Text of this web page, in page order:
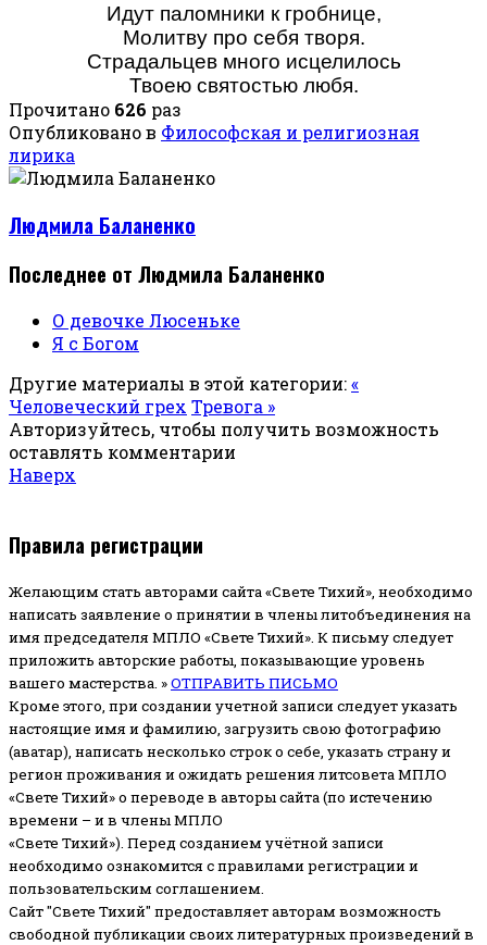
Идут паломники к гробнице,
Молитву про себя творя.
Страдальцев много исцелилось
Твоею святостью любя.
Прочитано 626 раз
Опубликовано в Философская и религиозная
лирика
Людмила Баланенко
Последнее от Людмила Баланенко
О девочке Люсеньке
Я с Богом
Другие материалы в этой категории:«
Человеческий грех Тревога »
Авторизуйтесь, чтобы получить возможность
оставлять комментарии
Наверх
Правила регистрации
Желающим стать авторами сайта «Свете Тихий», необходимо
написать заявление о принятии в члены литобъединения на
имя председателя МПЛО «Свете Тихий». К письму следует
приложить авторские работы, показывающие уровень
вашего мастерства. »ОТПРАВИТЬ ПИСЬМО
Кроме этого, при создании учетной записи следует указать
настоящие имя и фамилию, загрузить свою фотографию
(аватар), написать несколько строк о себе, указать страну и
регион проживания и ожидать решения литсовета МПЛО
«Свете Тихий» о переводе в авторы сайта (по истечению
времени – и в члены МПЛО
«Свете Тихий»). Перед созданием учётной записи
необходимо ознакомится с правилами регистрации и
пользовательским соглашением.
Сайт "Свете Тихий" предоставляет авторам возможность
свободной публикации своих литературных произведений в